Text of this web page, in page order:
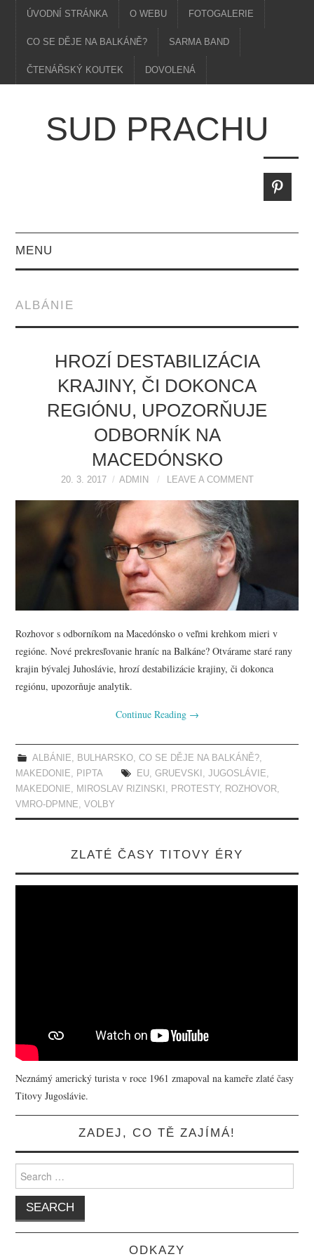
ÚVODNÍ STRÁNKA O WEBU FOTOGALERIE
CO SE DĚJE NA BALKÁNĚ? SARMA BAND
ČTENÁŘSKÝ KOUTEK DOVOLENÁ
SUD PRACHU
MENU
ALBÁNIE
HROZÍ DESTABILIZÁCIA
KRAJINY, ČI DOKONCA
REGIÓNU, UPOZORŇUJE
ODBORNÍK NA
MACEDÓNSKO
20. 3. 2017 ADMIN LEAVE A COMMENT
Rozhovor s odborníkom na Macedónsko o veľmi krehkom mieri v
regióne. Nové prekresľovanie hraníc na Balkáne? Otvárame staré rany
krajin bývalej Juhoslávie, hrozí destabilizácie krajiny, či dokonca
regiónu, upozorňuje analytik.
Continue Reading →
ALBÁNIE, BULHARSKO, CO SE DĚJE NA BALKÁNĚ?,
MAKEDONIE, PIPTA EU, GRUEVSKI , JUGOSLÁVIE,
MAKEDONIE, MIROSLAV RIZINSKI , PROTESTY, ROZHOVOR,
VMRO-DPMNE,VOLBY
ZLATÉ ČASY TITOVY ÉRY
Neznámý americký turista v roce 1961 zmapoval na kameře zlaté časy
Titovy Jugoslávie.
ZADEJ, CO TĚ ZAJÍMÁ!
Search for:
ODKAZY